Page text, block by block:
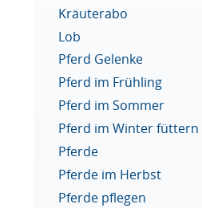
Kräuterabo
Lob
Pferd Gelenke
Pferd im Frühling
Pferd im Sommer
Pferd im Winter füttern
Pferde
Pferde im Herbst
Pferde pflegen